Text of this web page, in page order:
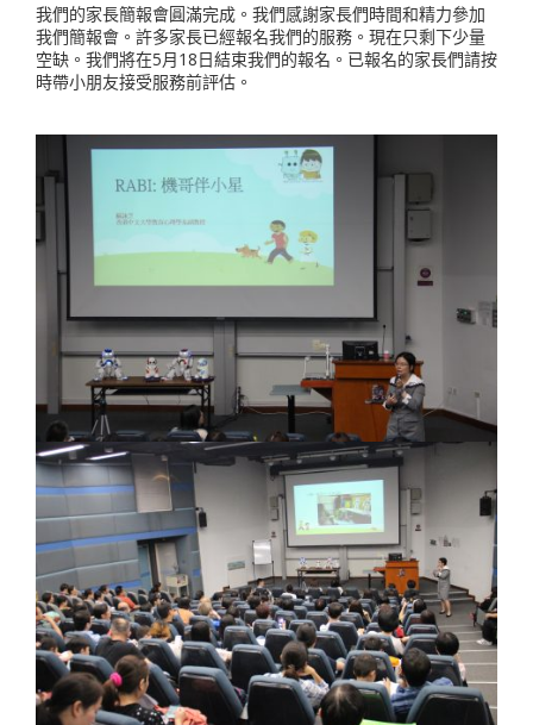
我們的家長簡報會圓滿完成。我們感謝家長們時間和精力參加
我們簡報會。許多家長已經報名我們的服務。現在只剩下少量
空缺。我們將在5月18日結束我們的報名。已報名的家長們請按
時帶小朋友接受服務前評估。